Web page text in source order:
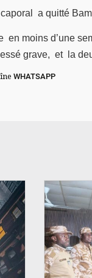
a quitté
en moins d’une
grave, et la
WHATSAPP